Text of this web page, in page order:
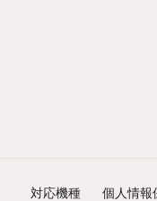
対応機種 個人情報